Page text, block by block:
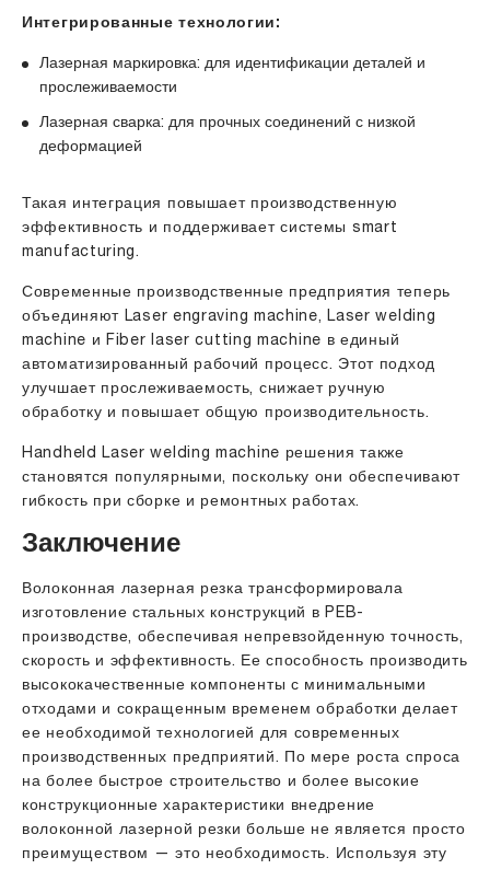
Интегрированные технологии:
Лазерная маркировка: для идентификации деталей и
прослеживаемости
Лазерная сварка: для прочных соединений с низкой
деформацией
Такая интеграция повышает производственную
эффективность и поддерживает системы smart
manufacturing.
Современные производственные предприятия теперь
объединяют Laser engraving machine,
Laser welding
machine и Fiber laser cutting machine в единый
автоматизированный рабочий процесс. Этот подход
улучшает прослеживаемость, снижает ручную
обработку и повышает общую производительность.
Handheld Laser welding machine решения также
становятся популярными, поскольку они обеспечивают
гибкость при сборке и ремонтных работах.
Заключение
Волоконная лазерная резка трансформировала
изготовление стальных конструкций в PEB-
производстве, обеспечивая непревзойденную точность,
скорость и эффективность. Ее способность производить
высококачественные компоненты с минимальными
отходами и сокращенным временем обработки делает
ее необходимой технологией для современных
производственных предприятий. По мере роста спроса
на более быстрое строительство и более высокие
конструкционные характеристики внедрение
волоконной лазерной резки больше не является просто
преимуществом — это необходимость. Используя эту